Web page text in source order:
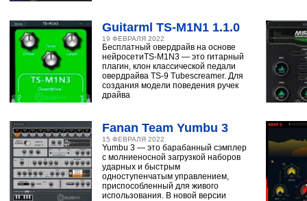
Guitarml TS-M1N1 1.1.0
19 ФЕВРАЛЯ 2022
Бесплатный овердрайв на основе
нейросетиTS-M1N3 — это гитарный
плагин, клон классической педали
овердрайва TS-9 Tubescreamer. Для
создания модели поведения ручек
драйва
Fanan Team Yumbu 3
15 ФЕВРАЛЯ 2022
Yumbu 3 — это барабанный сэмплер
с молниеносной загрузкой наборов
ударных и быстрым
одноступенчатым управлением,
приспособленный для живого
использования. В новой версии